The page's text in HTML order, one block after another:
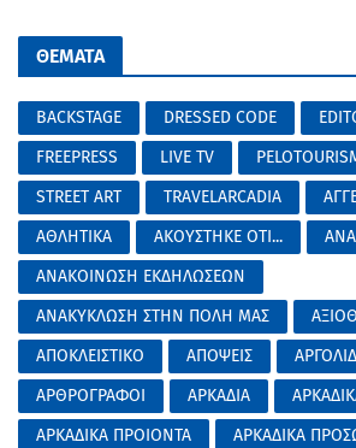
ΘΕΜΑΤΑ
BACKSTAGE DRESSED CODE
FREEPRESS
LIVE TV
STREET ART
TRAVELARCADIA
ΑΘΛΗΤΙΚΑ
ΑΚΟΥΣΤΗΚΕ ΟΤΙ...
ΑΝΑΚΟΙΝΩΣΗ ΕΚΔΗΛΩΣΕΩΝ
ΑΝΑΚΥΚΛΩΣΗ ΣΤΗΝ ΠΟΛΗ ΜΑΣ
ΑΠΟΚΛΕΙΣΤΙΚΟ
ΑΠΟΨΕΙΣ
ΑΡΘΡΟΓΡΑΦΟΙ
ΑΡΚΑΔΙΑ
ΑΡΚΑΔΙΚΑ ΠΡΟΙΟΝΤΑ
ΑΡΚΑΔΙΚΑ